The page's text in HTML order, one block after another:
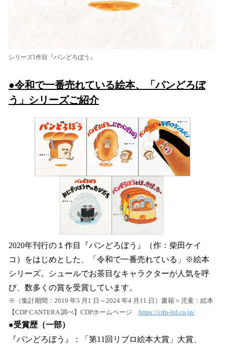
シリーズ1作目『パンどろぼう』
●令和で一番売れている絵本、「パンどろぼ
う」シリーズご紹介
2020年刊行の１作目『パンどろぼう』（作：柴田ケイ
コ）をはじめとした、「令和で一番売れている」※絵本
シリーズ。シュールでお茶目なキャラクターが人気を呼
び、数多くの賞を受賞しています。
※（集計期間：2019 年5 月1 日～2024 年4 月11 日）書籍＞児童：絵本
【CDP CANTERA 調べ】CDPホームページ https://cdp-ltd.co.jp/
●受賞歴（一部）
『パンどろぼう』：「第11回リブロ絵本大賞」大賞、